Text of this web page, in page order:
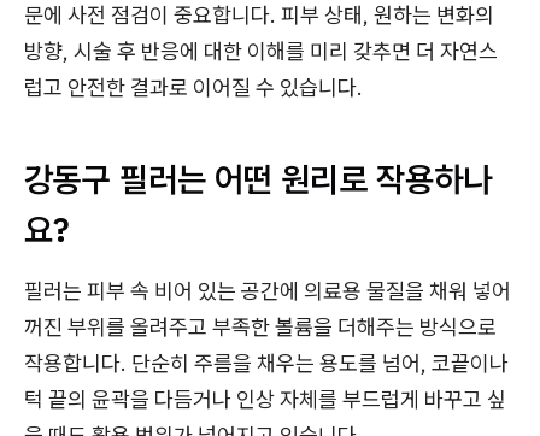
문에 사전 점검이 중요합니다. 피부 상태, 원하는 변화의
방향, 시술 후 반응에 대한 이해를 미리 갖추면 더 자연스
럽고 안전한 결과로 이어질 수 있습니다.
강동구 필러는 어떤 원리로 작용하나
요?
필러는 피부 속 비어 있는 공간에 의료용 물질을 채워 넣어
꺼진 부위를 올려주고 부족한 볼륨을 더해주는 방식으로
작용합니다. 단순히 주름을 채우는 용도를 넘어, 코끝이나
턱 끝의 윤곽을 다듬거나 인상 자체를 부드럽게 바꾸고 싶